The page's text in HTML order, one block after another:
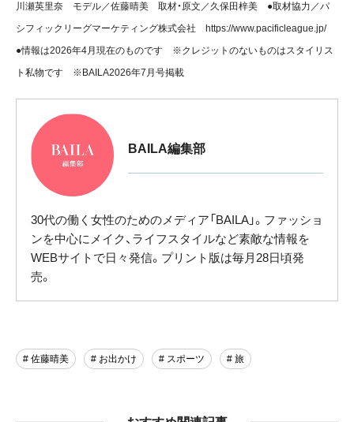
川瀬英里奈 モデル／佐藤晴美 取材・原文／久保田梓美 ●取材協力／パ
シフィックリーグマーケティング株式会社
https://www.pacificleague.jp/
●情報は2026年4月現在のものです ※クレジットのないものはスタイリス
ト私物です ※BAILA2026年7月号掲載
BAILA編集部
30代の働く女性のためのメディア「BAILA」。ファッショ
ンを中心にメイク、ライフスタイルなど素敵な情報を
WEBサイトで日々発信。プリント版は毎月28日頃発
売。
# 佐藤晴美 # お出かけ # スポーツ # 旅